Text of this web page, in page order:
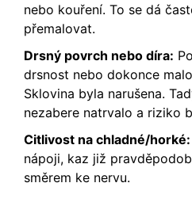
nebo kouření. To se dá
přemalovat.
Drsný povrch nebo díra:
drsnost nebo dokonce
Sklovina byla narušena.
nezabere natrvalo a riziko
Citlivost na chladné/horké:
nápoji, kaz již
směrem ke nervu.